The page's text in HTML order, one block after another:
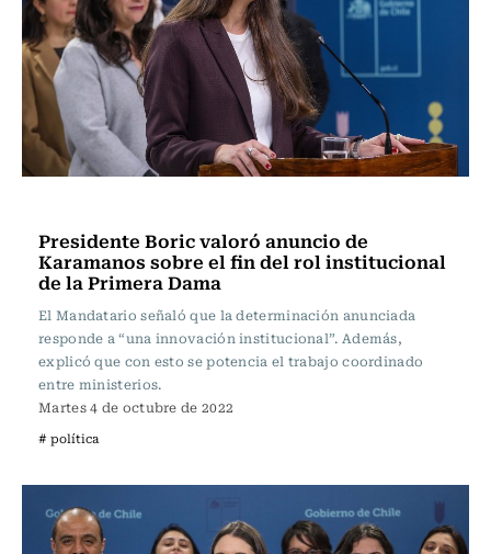
Presidente Boric valoró anuncio de
Karamanos sobre el fin del rol institucional
de la Primera Dama
El Mandatario señaló que la determinación anunciada
responde a “una innovación institucional”. Además,
explicó que con esto se potencia el trabajo coordinado
entre ministerios.
Martes 4 de octubre de 2022
# política